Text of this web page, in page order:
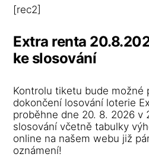
[rec2]
Extra renta
ke slosování
Kontrolu tiketu bude možné
dokončení losování loterie
proběhne dne 20. 8. 2026 v
slosování včetně tabulky
online na našem webu již
oznámení!